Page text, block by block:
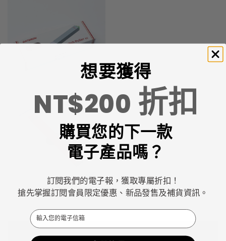
想要獲得
NT$200 折扣
購買您的下一款
電子產品嗎？
訂閱我們的電子報，獲取專屬折扣！
搶先掌握訂閱會員限定優惠、新品發售及補貨資訊。
Email